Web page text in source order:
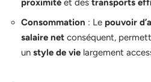
proximité et des transports
Consommation : Le pouvoir
salaire net conséquent,
un style de vie largement